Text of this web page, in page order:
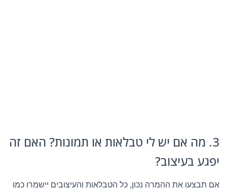
3. מה אם יש לי טבלאות או תמונות? האם זה
יפגע בעיצוב?
אם תבצעו את ההמרה נכון, כל הטבלאות והעיצובים יישמרו כמו